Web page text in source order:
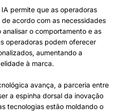
permite que as operadoras
acordo com as necessidades
o comportamento e as
operadoras podem oferecer
aumentando a
à marca.
avança, a parceria entre
a espinha dorsal da inovação
tecnologias estão moldando o